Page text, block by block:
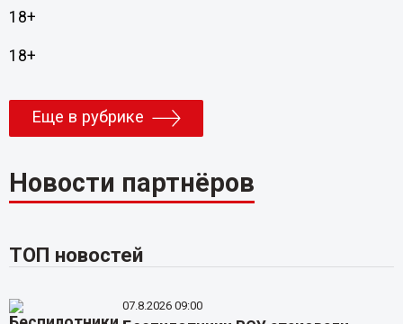
18+
18+
Еще в рубрике
Новости партнёров
ТОП новостей
07.8.2026 09:00